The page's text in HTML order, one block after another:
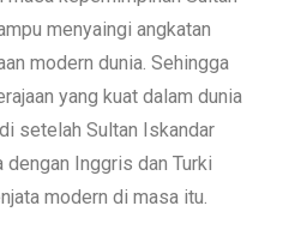
menyaingi angkatan
modern dunia. Sehingga
yang kuat dalam dunia
setelah Sultan Iskandar
dengan Inggris dan Turki
modern di masa itu.